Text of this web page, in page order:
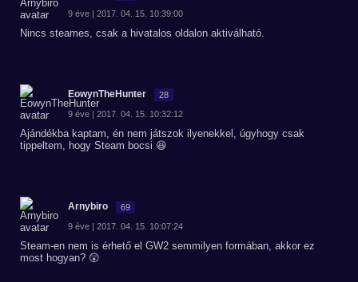
9 éve | 2017. 04. 15. 10:39:00
Nincs steames, csak a hivatalos oldalon aktiválható.
EowynTheHunter 28
9 éve | 2017. 04. 15. 10:32:12
Ajándékba kaptam, én nem játszok ilyenekkel, úgyhogy csak
tippeltem, hogy Steam bocsi 😆
Arnybiro 69
9 éve | 2017. 04. 15. 10:07:24
Steam-en nem is érhető el GW2 semmilyen formában, akkor ez
most hogyan? 😲